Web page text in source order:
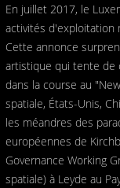
En juillet 2017, le
activités d'exploitation
Cette annonce
artistique qui tente de
dans la course au
spatiale, États-Unis,
les méandres des
européennes de
Governance Working
spatiale) à Leyde au